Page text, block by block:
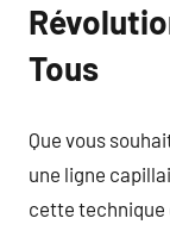
Tous
Que vous
une ligne
cette